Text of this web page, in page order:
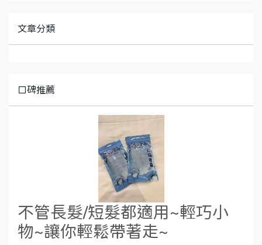
文章分類
口碑推薦
不管長髮/短髮都適用~輕巧小
物~讓你輕鬆帶著走~